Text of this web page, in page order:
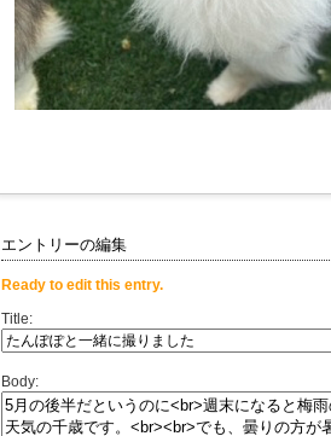
エントリーの編集
Ready to edit this entry.
Title:
Body: